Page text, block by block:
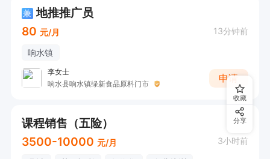
兼 地推推广员
80 元/月 13分钟前
响水镇
李女士
响水县响水镇绿新食品原料门市
申请
课程销售（五险）
3500-10000 元/月 3小时前
收藏
分享